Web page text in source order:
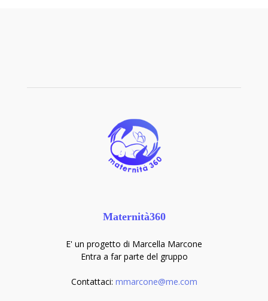
Maternità360
E' un progetto di Marcella Marcone
Entra a far parte del gruppo
Contattaci: mmarcone@me.com